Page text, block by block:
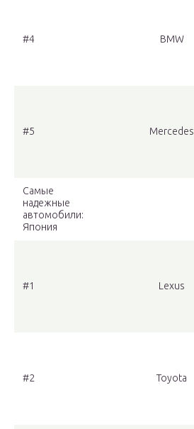
#4 BMW
#5 Mercedes
Самые
надежные
автомобили:
Япония
#1 Lexus
#2 Toyota